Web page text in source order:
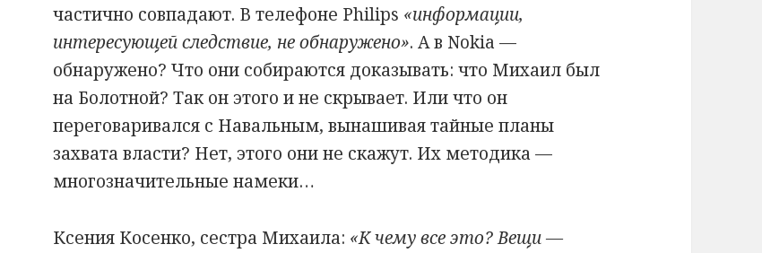
частично совпадают. В телефоне Philips «информации,
интересующей следствие, не обнаружено». А в Nokia —
обнаружено? Что они собираются доказывать: что Михаил был
на Болотной? Так он этого и не скрывает. Или что он
переговаривался с Навальным, вынашивая тайные планы
захвата власти? Нет, этого они не скажут. Их методика —
многозначительные намеки…
Ксения Косенко, сестра Михаила: «К чему все это? Вещи —